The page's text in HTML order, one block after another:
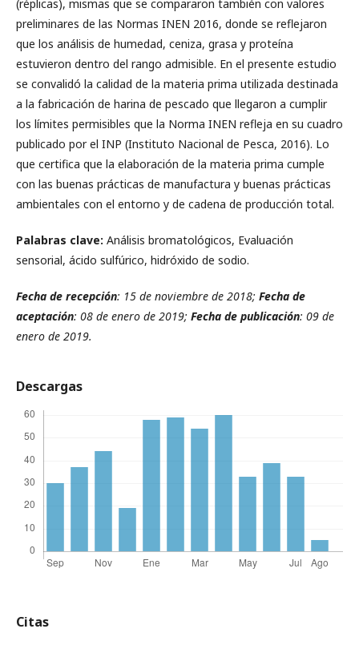
(réplicas), mismas que se compararon también con valores
preliminares de las Normas INEN 2016, donde se reflejaron
que los análisis de humedad, ceniza, grasa y proteína
estuvieron dentro del rango admisible. En el presente estudio
se convalidó la calidad de la materia prima utilizada destinada
a la fabricación de harina de pescado que llegaron a cumplir
los límites permisibles que la Norma INEN refleja en su cuadro
publicado por el INP (Instituto Nacional de Pesca, 2016). Lo
que certifica que la elaboración de la materia prima cumple
con las buenas prácticas de manufactura y buenas prácticas
ambientales con el entorno y de cadena de producción total.
Palabras clave: Análisis bromatológicos, Evaluación
sensorial, ácido sulfúrico, hidróxido de sodio.
Fecha de recepción: 15 de noviembre de 2018; Fecha de
aceptación: 08 de enero de 2019; Fecha de publicación: 09 de
enero de 2019.
Descargas
Citas